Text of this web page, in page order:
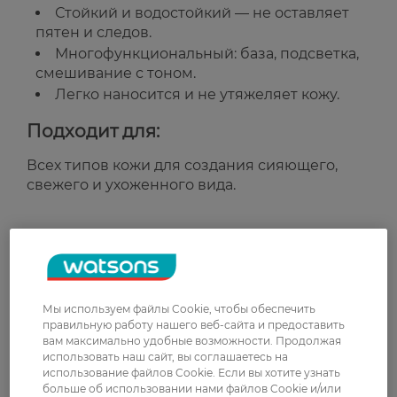
Стойкий и водостойкий — не оставляет
пятен и следов.
Многофункциональный: база, подсветка,
смешивание с тоном.
Легко наносится и не утяжеляет кожу.
Подходит для:
Всех типов кожи для создания сияющего,
свежего и ухоженного вида.
0
З 0 відгуків
0 відгуків
Доставка
Мы используем файлы Cookie, чтобы обеспечить
правильную работу нашего веб-сайта и предоставить
вам максимально удобные возможности. Продолжая
использовать наш сайт, вы соглашаетесь на
использование файлов Cookie. Если вы хотите узнать
больше об использовании нами файлов Cookie и/или